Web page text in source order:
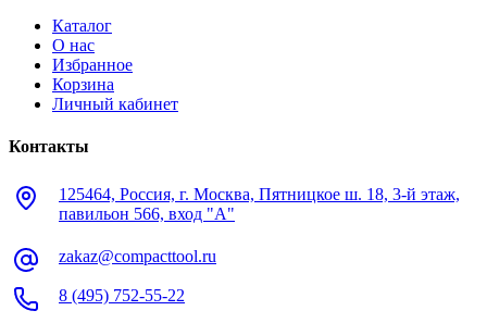
Каталог
О нас
Избранное
Корзина
Личный кабинет
Контакты
125464, Россия, г. Москва, Пятницкое ш. 18, 3-й этаж,
павильон 566, вход "А"
zakaz@compacttool.ru
8 (495) 752-55-22